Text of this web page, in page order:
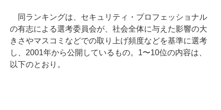
同ランキングは、セキュリティ・プロフェッショナル
の有志による選考委員会が、社会全体に与えた影響の大
きさやマスコミなどでの取り上げ頻度などを基準に選考
し、2001年から公開しているもの。1〜10位の内容は、
以下のとおり。